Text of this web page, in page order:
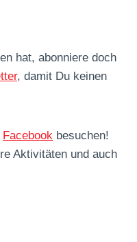
hat, abonniere doch
, damit Du keinen
Facebook besuchen!
Aktivitäten und auch